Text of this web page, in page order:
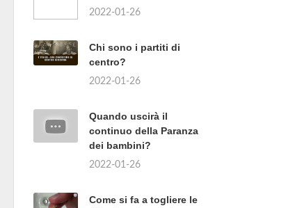
2022-01-26
Chi sono i partiti di
centro?
2022-01-26
Quando uscirà il
continuo della Paranza
dei bambini?
2022-01-26
Come si fa a togliere le